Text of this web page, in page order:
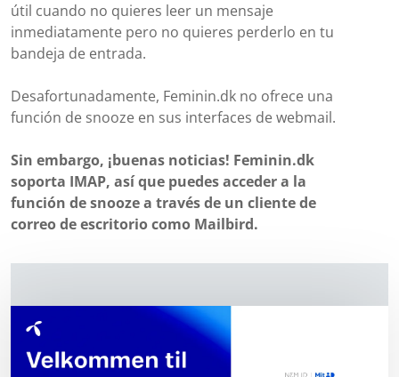
útil cuando no quieres leer un mensaje
inmediatamente pero no quieres perderlo en tu
bandeja de entrada.
Desafortunadamente, Feminin.dk no ofrece una
función de snooze en sus interfaces de webmail.
Sin embargo, ¡buenas noticias! Feminin.dk
soporta IMAP, así que puedes acceder a la
función de snooze a través de un cliente de
correo de escritorio como Mailbird.